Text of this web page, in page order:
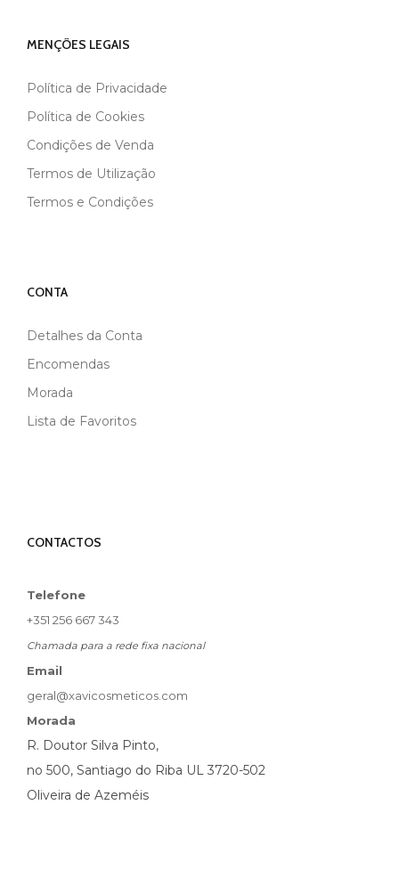
MENÇÕES LEGAIS
Política de Privacidade
Política de Cookies
Condições de Venda
Termos de Utilização
Termos e Condições
CONTA
Detalhes da Conta
Encomendas
Morada
Lista de Favoritos
CONTACTOS
Telefone
+351 256 667 343
Chamada para a rede fixa nacional
Email
geral@xavicosmeticos.com
Morada
R. Doutor Silva Pinto,
no 500, Santiago do Riba UL 3720-502
Oliveira de Azeméis